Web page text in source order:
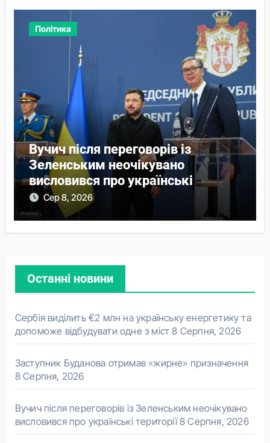
Політика
Вучич після переговорів із
Зеленським неочікувано
висловився про українські
території
Сер 8, 2026
Останні новини
Сербія виділить €2 млн на українську енергетику та
допоможе відбудувати одне з міст 8 Серпня, 2026
Заступник Буданова отримав «жирне» призначення
8 Серпня, 2026
Вучич після переговорів із Зеленським неочікувано
висловився про українські території 8 Серпня, 2026